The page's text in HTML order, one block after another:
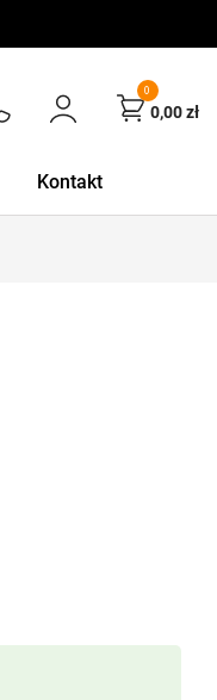
0
0,00zł
Kontakt